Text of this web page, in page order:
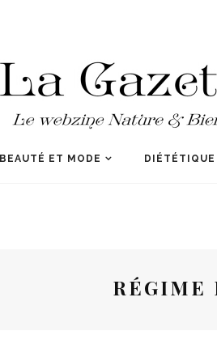
BEAUTÉ ET MODE
RÉGIME